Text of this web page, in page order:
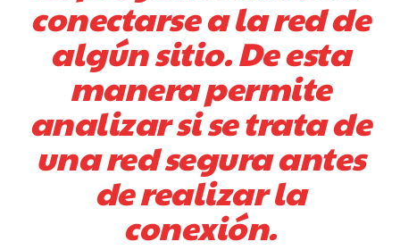
conectarse a la red de
algún sitio. De esta
manera permite
analizar si se trata de
una red segura antes
de realizar la
conexión.